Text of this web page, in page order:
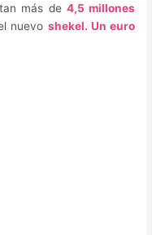
más de 4,5 millones
nuevo shekel. Un euro